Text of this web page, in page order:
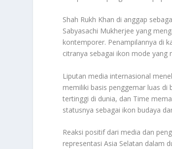
Shah Rukh Khan di anggap
Sabyasachi Mukherjee yang
kontemporer. Penampilannya di
citranya sebagai ikon mode yang
Liputan media internasional
memiliki basis penggemar luas di
tertinggi di dunia, dan Time
statusnya sebagai ikon budaya
Reaksi positif dari media dan
representasi Asia Selatan dalam